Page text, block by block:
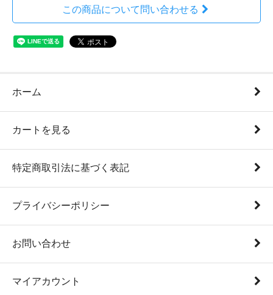
この商品について問い合わせる
ホーム
カートを見る
特定商取引法に基づく表記
プライバシーポリシー
お問い合わせ
マイアカウント